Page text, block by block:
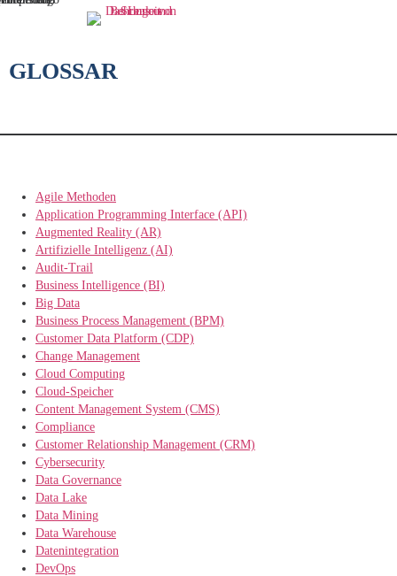
GLOSSAR
Agile Methoden
Application Programming Interface (API)
Augmented Reality (AR)
Artifizielle Intelligenz (AI)
Audit-Trail
Business Intelligence (BI)
Big Data
Business Process Management (BPM)
Customer Data Platform (CDP)
Change Management
Cloud Computing
Cloud-Speicher
Content Management System (CMS)
Compliance
Customer Relationship Management (CRM)
Cybersecurity
Data Governance
Data Lake
Data Mining
Data Warehouse
Datenintegration
DevOps